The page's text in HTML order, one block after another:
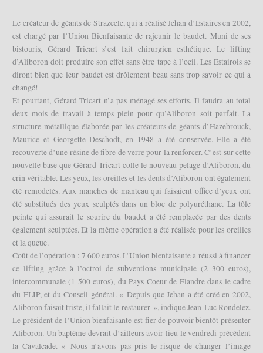
Le créateur de géants de Strazeele, qui a réalisé Jehan d’Estaires en 2002,
est chargé par l’Union Bienfaisante de rajeunir le baudet. Muni de ses
bistouris, Gérard Tricart s’est fait chirurgien esthétique. Le lifting
d’Aliboron doit produire son effet sans être tape à l’oeil. Les Estairois se
diront bien que leur baudet est drôlement beau sans trop savoir ce qui a
changé!
Et pourtant, Gérard Tricart n’a pas ménagé ses efforts. Il faudra au total
deux mois de travail à temps plein pour qu’Aliboron soit parfait. La
structure métallique élaborée par les créateurs de géants d’Hazebrouck,
Maurice et Georgette Deschodt, en 1948 a été conservée. Elle a été
recouverte d’une résine de fibre de verre pour la renforcer. C’est sur cette
nouvelle base que Gérard Tricart colle le nouveau pelage d’Aliboron, du
crin véritable. Les yeux, les oreilles et les dents d’Aliboron ont également
été remodelés. Aux manches de manteau qui faisaient office d’yeux ont
été substitués des yeux sculptés dans un bloc de polyuréthane. La tôle
peinte qui assurait le sourire du baudet a été remplacée par des dents
également sculptées. Et la même opération a été réalisée pour les oreilles
et la queue.
Coût de l’opération : 7 600 euros. L’Union bienfaisante a réussi à financer
ce lifting grâce à l’octroi de subventions municipale (2 300 euros),
intercommunale (1 500 euros), du Pays Coeur de Flandre dans le cadre
du FLIP, et du Conseil général. « Depuis que Jehan a été créé en 2002,
Aliboron faisait triste, il fallait le restaurer », indique Jean-Luc Rondelez.
Le président de l’Union bienfaisante est fier de pouvoir bientôt présenter
Aliboron. Un baptême devrait d’ailleurs avoir lieu le vendredi précédent
la Cavalcade. « Nous n’avons pas pris le risque de changer l’image